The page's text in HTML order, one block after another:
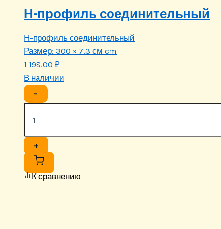
Н-профиль соединительный
Н-профиль соединительный
Размер: 300 × 7.3 см cm
1 198.00 ₽
В наличии
−
+
К сравнению